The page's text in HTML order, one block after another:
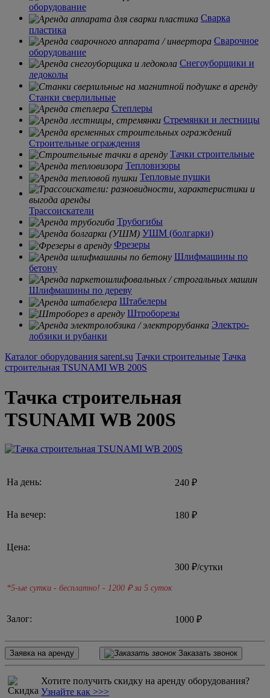
оборудование
Сварка
пластика
Сварочное
оборудование
Снегоуборщики и
ледоколы
Станки сверлильные
Степлеры
Стремянки и лестницы
Строительные ограждения
Тачки строительные
Тепловизоры
Тепловые пушки
Трассоискатели
Трубогибы
УШМ (болгарки)
Фрезеры
Шлифмашины по
бетону
Шлифмашины по дереву
Штабелеры
Штроборезы
Электро-
лобзики и рубанки
Каталог оборудования sarent.su Тачки строительные Тачка
строительная TSUNAMI WB 200S
Тачка строительная
TSUNAMI WB 200S
На день: 240 ₽
На вечер: 180 ₽
Цена:
*5-ые сутки - бесплатно! - 1200 ₽ за 5 суток
300 ₽/сутки
Залог: 1000 ₽
Заявка на аренду Заказать звонок
Хотите получить скидку на аренду оборудования?
Узнайте как >>>